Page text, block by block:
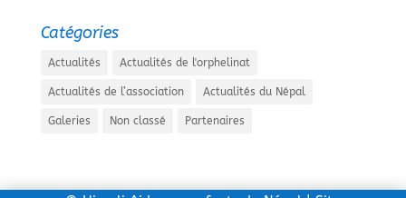
Catégories
Actualités Actualités de l'orphelinat
Actualités de l’association Actualités du Népal
Galeries Non classé Partenaires